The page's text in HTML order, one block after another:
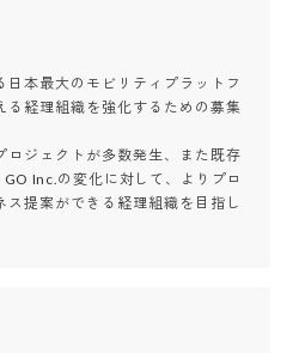
本最大のモビリティプラットフ
る経理組織を強化するための募集
ロジェクトが多数発生、また既存
Inc.の変化に対して、よりプロ
提案ができる経理組織を目指し